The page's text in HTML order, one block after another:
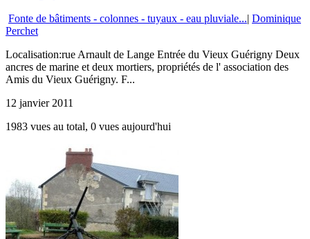
Fonte de bâtiments - colonnes - tuyaux - eau pluviale...| Dominique
Perchet
Localisation:rue Arnault de Lange Entrée du Vieux Guérigny Deux
ancres de marine et deux mortiers, propriétés de l' association des
Amis du Vieux Guérigny. F...
12 janvier 2011
1983 vues au total, 0 vues aujourd'hui